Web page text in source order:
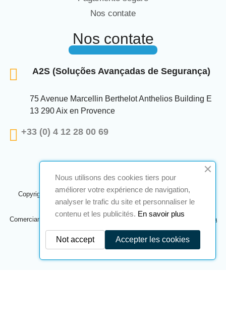
Nos contate
Nos contate
A2S (Soluções Avançadas de Segurança)
75 Avenue Marcellin Berthelot Anthelios Building E
13 290 Aix en Provence
+33 (0) 4 12 28 00 69
Copyright © 2024 A2S ATEX. Todos os direitos reservados. Uma
realizaçãoNavilog
Comerciante aprovado pela opinião óbvia da empresa,
Clique aqui para
verificar.
Nous utilisons des cookies tiers pour
améliorer votre expérience de navigation,
analyser le trafic du site et personnaliser le
contenu et les publicités. En savoir plus
Accepter les cookies
Not accept